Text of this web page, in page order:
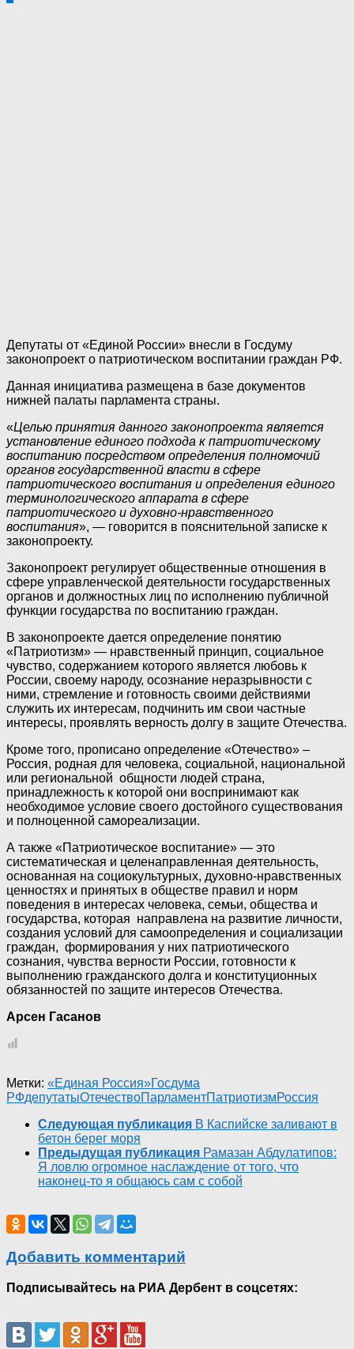
Депутаты от «Единой России» внесли в Госдуму
законопроект о патриотическом воспитании граждан РФ.
Данная инициатива размещена в базе документов
нижней палаты парламента страны.
«Целью принятия данного законопроекта является
установление единого подхода к патриотическому
воспитанию посредством определения полномочий
органов государственной власти в сфере
патриотического воспитания и определения единого
терминологического аппарата в сфере
патриотического и духовно-нравственного
воспитания», — говорится в пояснительной записке к
законопроекту.
Законопроект регулирует общественные отношения в
сфере управленческой деятельности государственных
органов и должностных лиц по исполнению публичной
функции государства по воспитанию граждан.
В законопроекте дается определение понятию
«Патриотизм» — нравственный принцип, социальное
чувство, содержанием которого является любовь к
России, своему народу, осознание неразрывности с
ними, стремление и готовность своими действиями
служить их интересам, подчинить им свои частные
интересы, проявлять верность долгу в защите Отечества.
Кроме того, прописано определение «Отечество» –
Россия, родная для человека, социальной, национальной
или региональной общности людей страна,
принадлежность к которой они воспринимают как
необходимое условие своего достойного существования
и полноценной самореализации.
А также «Патриотическое воспитание» — это
систематическая и целенаправленная деятельность,
основанная на социокультурных, духовно-нравственных
ценностях и принятых в обществе правил и норм
поведения в интересах человека, семьи, общества и
государства, которая направлена на развитие личности,
создания условий для самоопределения и социализации
граждан, формирования у них патриотического
сознания, чувства верности России, готовности к
выполнению гражданского долга и конституционных
обязанностей по защите интересов Отечества.
Арсен Гасанов
Метки: «Единая Россия»Госдума
РФдепутатыОтечествоПарламентПатриотизмРоссия
Следующая публикация В Каспийске заливают в
бетон берег моря
Предыдущая публикация Рамазан Абдулатипов:
Я ловлю огромное наслаждение от того, что
наконец-то я общаюсь сам с собой
Добавить комментарий
Подписывайтесь на РИА Дербент в соцсетях: